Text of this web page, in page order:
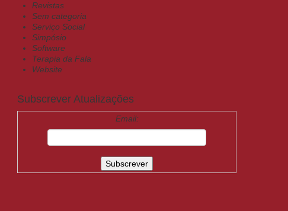
Revistas
Sem categoria
Serviço Social
Simpósio
Software
Terapia da Fala
Website
Subscrever Atualizações
Email: